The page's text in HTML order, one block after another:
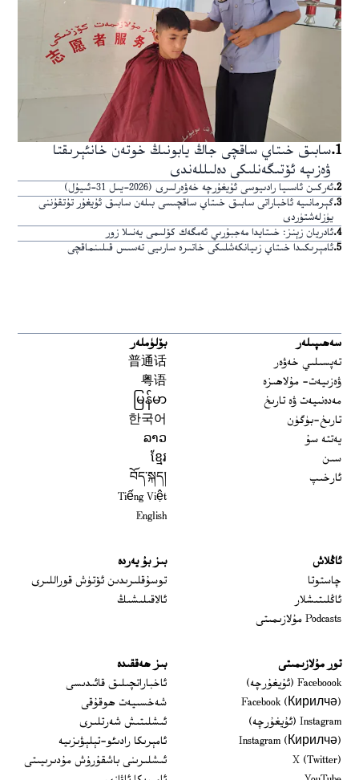
1
.سابىق خىتاي ساقچى جاڭ يابونىڭ خوتەن خانئېرىقتا
ۋەزىپە ئۆتىگەنلىكى دەلىللەندى
2
.ئەركىن ئاسىيا رادىيوسى ئۇيغۇرچە خەۋەرلىرى (2026-يىل 31-ئىيۇل)
3
.گېرمانىيە ئاخباراتى سابىق خىتاي ساقچىسى بىلەن سابىق ئۇيغۇر تۇتقۇننى
يۈزلەشتۈردى
4
.ئادريان زېنز: خىتايدا مەجبۇرىي ئەمگەك كۆلىمى يەنىلا زور
5
.ئامېرىكىدا خىتاي زىيانكەشلىكى خاتىرە سارىيى تەسىس قىلىنماقچى
سەھىپىلەر
تەپسىلىي خەۋەر
ۋەزىيەت- مۇلاھىزە
مەدەنىيەت ۋە تارىخ
تارىخ-بۈگۈن
يەتتە سۇ
سىن
ئارخىپ
بۆلۈملەر
普通话
粤语
မြန်မာ
한국어
ລາວ
ខ្មែរ
བོད་སྐད།
Tiếng Việt
English
ئاڭلاش
چاستوتا
ئاڭلىتىشلار
Podcasts مۇلازىمىتى
بىز بۇ يەردە
توسۇقلىرىدىن ئۆتۈش قوراللىرى
ئالاقىلىشىڭ
تور مۇلازىمىتى
Faceboook (ئۇيغۇرچە)
Opens in new window
Facebook (Кирилчә)
Opens in new window
Instagram (ئۇيغۇرچە)
Opens in new window
Instagram (Кирилчә)
Opens in new window
X (Twitter)
بىز ھەققىدە
ئاخباراتچىلىق قائىدىسى
شەخسىيەت ھوقۇقى
ئىشلىتىش شەرتلىرى
ئامېرىكا رادىئو-تېلېۋىزىيە
ئىشلىرىنى باشقۇرۇش مۇدىرىيىتى